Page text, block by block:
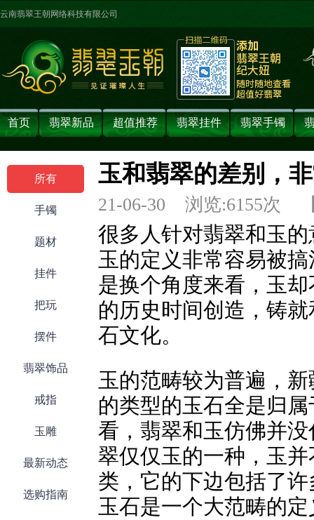
云南翡翠王朝网络科技有限公司
首页 翡翠新品 超值推荐 翡翠挂件 翡翠手镯
所有
手镯
题材
挂件
把玩
摆件
翡翠饰品
戒指
玉雕
最新动态
选购指南
玉和翡翠的差别，
21-06-30 浏览:6155次
很多人针对翡翠和玉
玉的定义非常容易被
是换个角度来看，玉
的历史时间创造，铸
石文化。
玉的范畴较为普遍，
的类型的玉石全是归
看，翡翠和玉仿佛并
翠仅仅玉的一种，玉
类，它的下边包括了
玉石是一个大范畴的